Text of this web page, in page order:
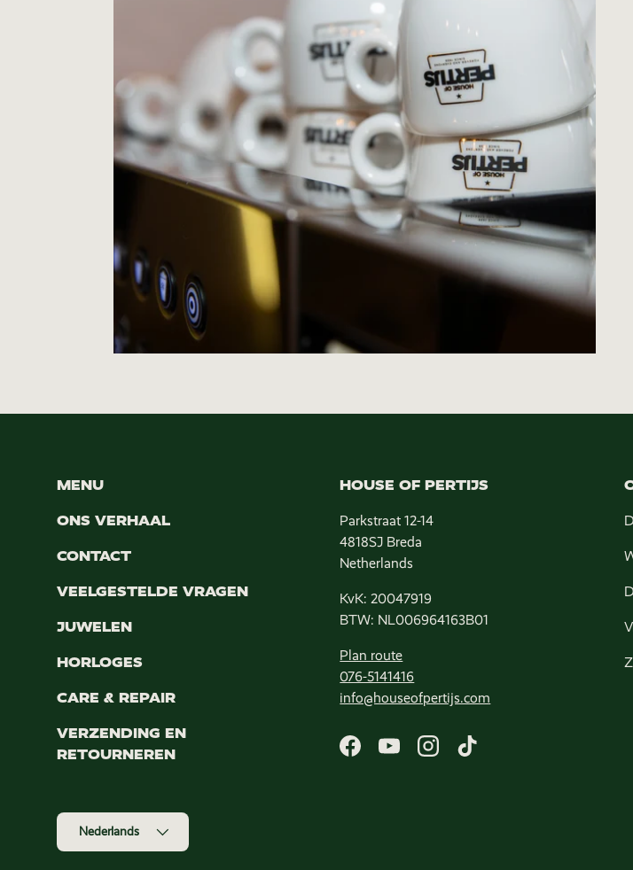
MENU
ONS VERHAAL
CONTACT
VEELGESTELDE VRAGEN
JUWELEN
HORLOGES
CARE & REPAIR
VERZENDING EN
RETOURNEREN
HOUSE OF PERTIJS
Parkstraat 12-14
4818SJ Breda
Netherlands
KvK: 20047919
BTW: NL006964163B01
Plan route
076-5141416
info@houseofpertijs.com
Facebook
YouTubeInstagram
TikTok
Taal
Nederlands